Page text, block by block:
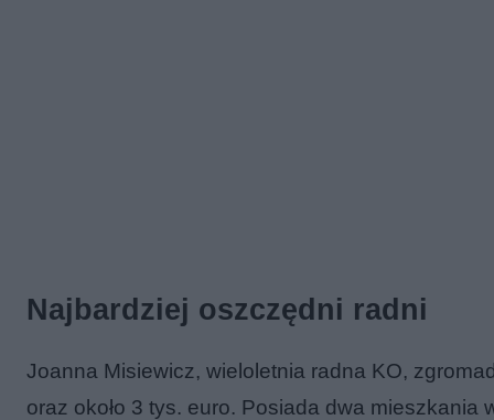
Najbardziej oszczędni radni
Joanna Misiewicz, wieloletnia radna KO,
oraz około 3 tys. euro. Posiada dwa mieszkania